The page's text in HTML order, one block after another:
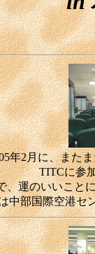
年2月に、また
TITCに参
、運のいいこと
中部国際空港セ